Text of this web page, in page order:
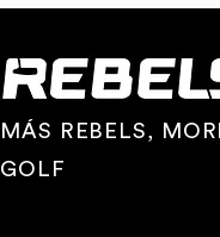
MÁS REBELS,
GOLF